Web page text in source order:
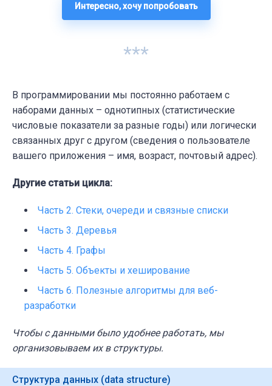
Интересно, хочу попробовать
***
В программировании мы постоянно работаем с
наборами данных – однотипных (статистические
числовые показатели за разные годы) или логически
связанных друг с другом (сведения о пользователе
вашего приложения – имя, возраст, почтовый адрес).
Другие статьи цикла:
Часть 2. Стеки, очереди и связные списки
Часть 3. Деревья
Часть 4. Графы
Часть 5. Объекты и хеширование
Часть 6. Полезные алгоритмы для веб-
разработки
Чтобы с данными было удобнее работать, мы
организовываем их в структуры.
Структура данных (data structure)